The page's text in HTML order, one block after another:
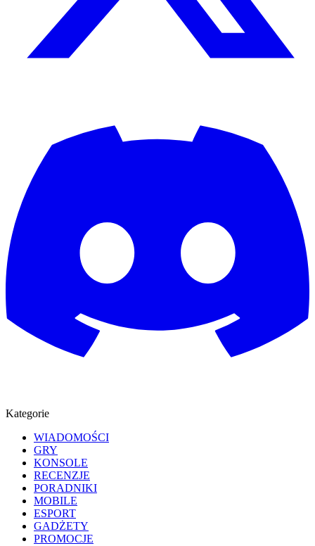
Kategorie
WIADOMOŚCI
GRY
KONSOLE
RECENZJE
PORADNIKI
MOBILE
ESPORT
GADŻETY
PROMOCJE